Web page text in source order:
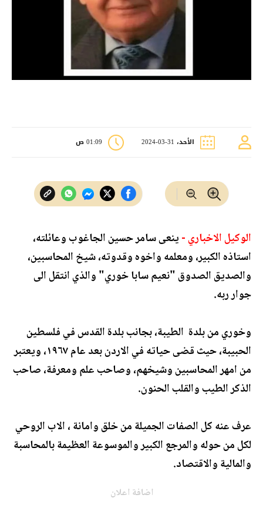
الأحد، 31-03-2024 01:09 ص
الوكيل الاخباري -ينعى سامر حسين الجاغوب وعائلته،
استاذه الكبير، ومعلمه واخوه وقدوته، شيخ المحاسبين،
والصديق الصدوق "نعيم سابا خوري" والذي انتقل الى
جوار ربه.
وخوري من بلدة الطيبة، بجانب بلدة القدس في فلسطين
الحبيبة، حيث قضى حياته في الاردن بعد عام ١٩٦٧، ويعتبر
من امهر المحاسبين وشيخهم، وصاحب علم ومعرفة، صاحب
الذكر الطيب والقلب الحنون.
عرف عنه كل الصفات الجميلة من خلق وامانة ، الاب الروحي
لكل من حوله والمرجع الكبير والموسوعة العظيمة بالمحاسبة
والمالية والاقتصاد.
اضافة اعلان